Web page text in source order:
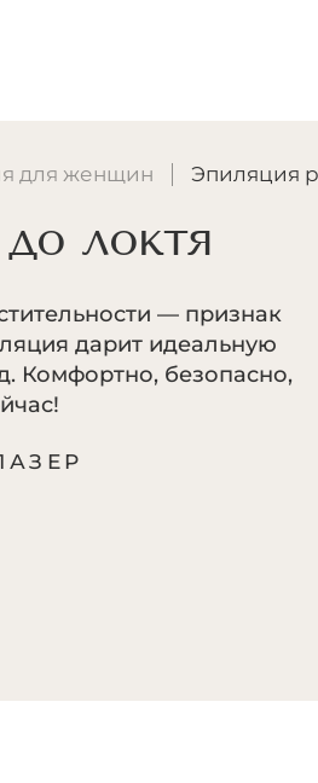
для женщин Эпиляция
локтя
— признак
дарит идеальную
Комфортно, безопасно,